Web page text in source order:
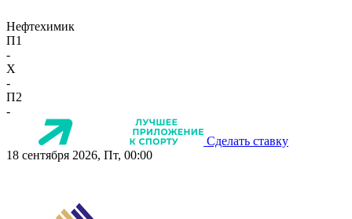
Нефтехимик
П1
-
X
-
П2
-
Сделать ставку
18 сентября 2026, Пт, 00:00